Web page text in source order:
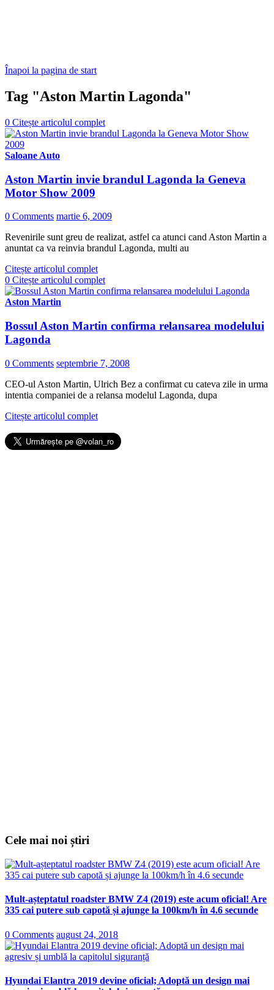
Înapoi la pagina de start
Tag "Aston Martin Lagonda"
0 Citește articolul complet
Saloane Auto
Aston Martin invie brandul Lagonda la Geneva
Motor Show 2009
0 Comments martie 6, 2009
Revenirile sunt greu de realizat, astfel ca atunci cand Aston Martin a
anuntat ca va reinvia brandul Lagonda, multi au
Citește articolul complet
0 Citește articolul complet
Aston Martin
Bossul Aston Martin confirma relansarea modelului
Lagonda
0 Comments septembrie 7, 2008
CEO-ul Aston Martin, Ulrich Bez a confirmat cu cateva zile in urma
intentia companiei de a relansa modelul Lagonda, dupa
Citește articolul complet
Cele mai noi știri
Mult-așteptatul roadster BMW Z4 (2019) este acum oficial! Are
335 cai putere sub capotă și ajunge la 100km/h în 4.6 secunde
0 Comments august 24, 2018
Hyundai Elantra 2019 devine oficial; Adoptă un design mai